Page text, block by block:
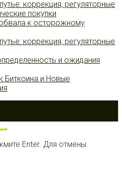
коррекция, регуляторные
покупки
к осторожному
коррекция, регуляторные
и ожидания
Биткоина и Новые
Enter. Для отмены